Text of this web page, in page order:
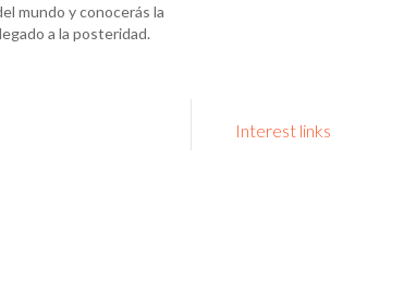
mundo y conocerás la
a la posteridad.
Interest links